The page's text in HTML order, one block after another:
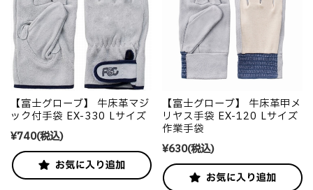
【富士グローブ】 牛床革マジ
ック付手袋 EX-330 Lサイズ
¥740(税込)
【富士グローブ】 牛床革甲メ
リヤス手袋 EX-120 Lサイズ
作業手袋
¥630(税込)